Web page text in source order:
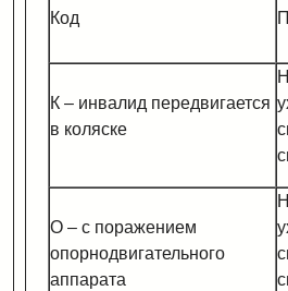
Код
К – инвалид передвигается
в коляске
О – с поражением
опорнодвигательного
аппарата